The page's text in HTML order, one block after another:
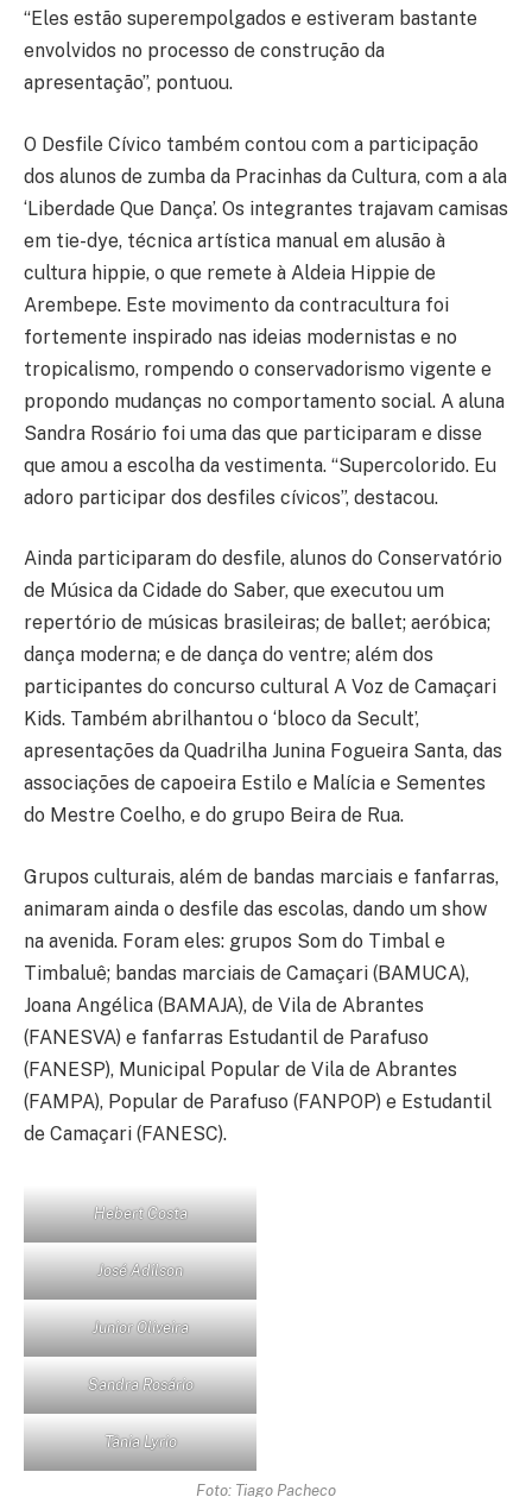
“Eles estão superempolgados e estiveram bastante
envolvidos no processo de construção da
apresentação”, pontuou.
O Desfile Cívico também contou com a participação
dos alunos de zumba da Pracinhas da Cultura, com a ala
‘Liberdade Que Dança’. Os integrantes trajavam camisas
em tie-dye, técnica artística manual em alusão à
cultura hippie, o que remete à Aldeia Hippie de
Arembepe. Este movimento da contracultura foi
fortemente inspirado nas ideias modernistas e no
tropicalismo, rompendo o conservadorismo vigente e
propondo mudanças no comportamento social. A aluna
Sandra Rosário foi uma das que participaram e disse
que amou a escolha da vestimenta. “Supercolorido. Eu
adoro participar dos desfiles cívicos”, destacou.
Ainda participaram do desfile, alunos do Conservatório
de Música da Cidade do Saber, que executou um
repertório de músicas brasileiras; de ballet; aeróbica;
dança moderna; e de dança do ventre; além dos
participantes do concurso cultural A Voz de Camaçari
Kids. Também abrilhantou o ‘bloco da Secult’,
apresentações da Quadrilha Junina Fogueira Santa, das
associações de capoeira Estilo e Malícia e Sementes
do Mestre Coelho, e do grupo Beira de Rua.
Grupos culturais, além de bandas marciais e fanfarras,
animaram ainda o desfile das escolas, dando um show
na avenida. Foram eles: grupos Som do Timbal e
Timbaluê; bandas marciais de Camaçari (BAMUCA),
Joana Angélica (BAMAJA), de Vila de Abrantes
(FANESVA) e fanfarras Estudantil de Parafuso
(FANESP), Municipal Popular de Vila de Abrantes
(FAMPA), Popular de Parafuso (FANPOP) e Estudantil
de Camaçari (FANESC).
Hebert Costa
José Adilson
Junior Oliveira
Sandra Rosário
Tânia Lyrio
Foto: Tiago Pacheco